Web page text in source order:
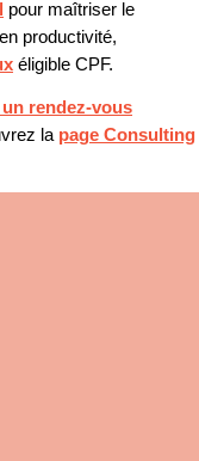
pour maîtriser le
productivité,
éligible CPF.
rendez-vous
la page Consulting